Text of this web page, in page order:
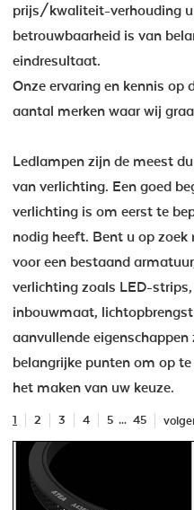
prijs/kwaliteit-verhouding
betrouwbaarheid is van
eindresultaat.
Onze ervaring en kennis op
aantal merken waar wij
Ledlampen zijn de meest
van verlichting. Een goed
verlichting is om eerst te
nodig heeft. Bent u op zoek
voor een bestaand
verlichting zoals LED-
inbouwmaat,
aanvullende
belangrijke punten om op
het maken van uw keuze.
1 2 3 4 5 ... 45